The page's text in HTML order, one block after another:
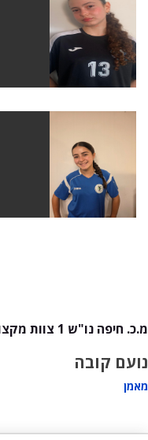
מ.כ. חיפה נו"ש 1 צוות מקצועי
נועם קובה
מאמן